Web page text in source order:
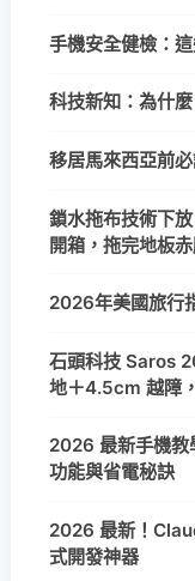
手機安全健檢：
科技新知：為什
移居馬來西亞前
鎖水拖布技術下
開箱，拖完地板
2026年美國旅行
石頭科技 Saros
地＋4.5cm 越障
2026 最新手機
功能與省電秘訣
2026 最新！
式開發神器